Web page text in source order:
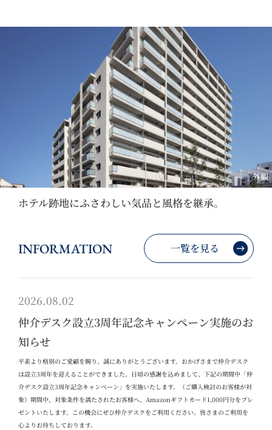
外観
ホテル跡地にふさわしい気品と風格を継承。
INFORMATION 一覧を見る
2026.08.02
仲介デスク設立3周年記念キャンペーン実施のお
知らせ
平素より格別のご愛顧を賜り、誠にありがとうございます。おかげさまで仲介デスク
は設立3周年を迎えることができました。日頃の感謝を込めまして、下記の期間中「仲
介デスク設立3周年記念キャンペーン」を実施いたします。（ご購入検討のお客様が対
象）期間中、対象条件を満たされたお客様へ、 Amazonギフトカード1,000円分をプレ
ゼントいたします。この機会にぜひ仲介デスクをご利用ください。 皆さまのご利用を
心よりお待ちしております。